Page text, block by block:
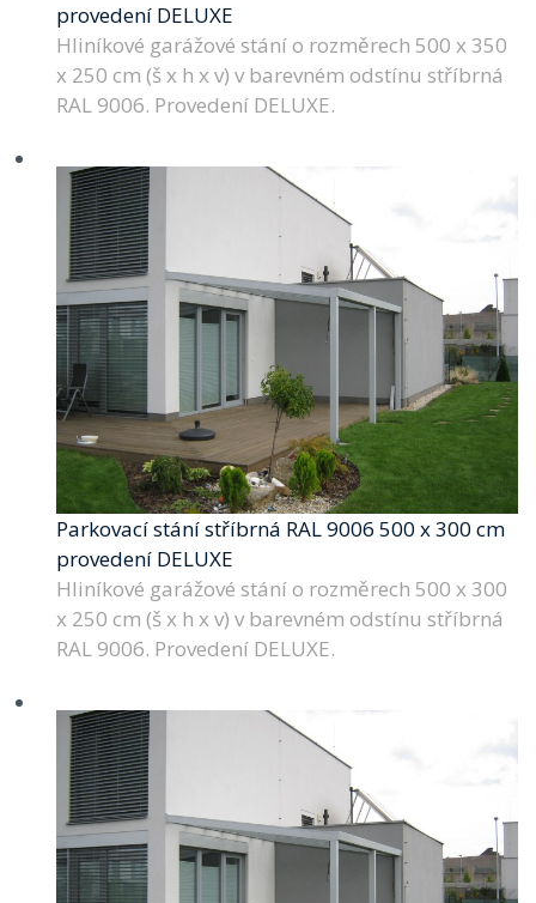
provedení DELUXE
Hliníkové garážové stání o rozměrech 500 x 350
x 250 cm (š x h x v) v barevném odstínu stříbrná
RAL 9006. Provedení DELUXE.
Parkovací stání stříbrná RAL 9006 500 x 300 cm
provedení DELUXE
Hliníkové garážové stání o rozměrech 500 x 300
x 250 cm (š x h x v) v barevném odstínu stříbrná
RAL 9006. Provedení DELUXE.